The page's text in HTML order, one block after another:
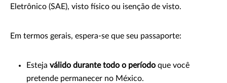
Eletrônico (SAE), visto físico ou isenção de visto.
Em termos gerais, espera-se que seu passaporte:
Esteja válido durante todo o período que você
pretende permanecer no México.